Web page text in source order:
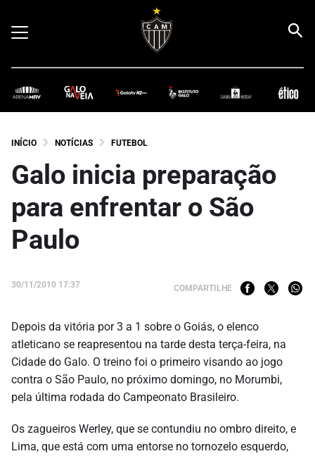
INÍCIO NOTÍCIAS FUTEBOL
Galo inicia preparação
para enfrentar o São
Paulo
30/11/2010 17:37 COMPARTILHE
Depois da vitória por 3 a 1 sobre o Goiás, o elenco
atleticano se reapresentou na tarde desta terça-feira, na
Cidade do Galo. O treino foi o primeiro visando ao jogo
contra o São Paulo, no próximo domingo, no Morumbi,
pela última rodada do Campeonato Brasileiro.
Os zagueiros Werley, que se contundiu no ombro direito, e
Lima, que está com uma entorse no tornozelo esquerdo,